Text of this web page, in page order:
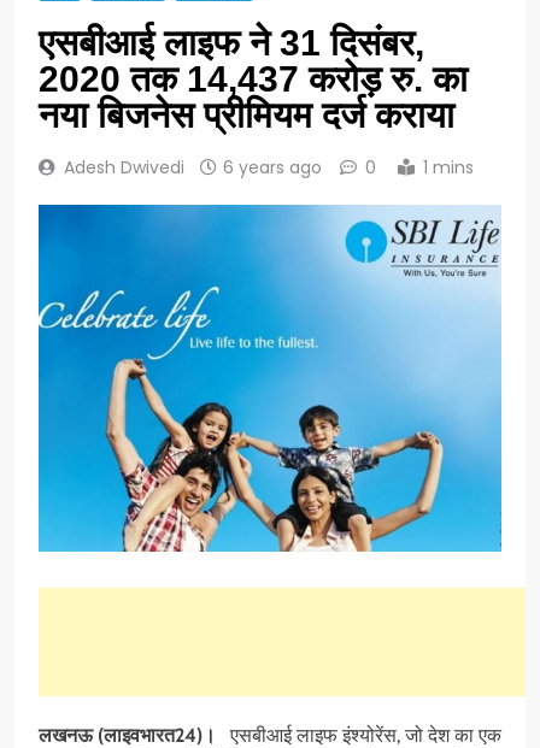
एसबीआई लाइफ ने 31 दिसंबर,
2020 तक 14,437 करोड़ रु. का
नया बिजनेस प्रीमियम दर्ज कराया
Adesh Dwivedi 6 years ago 0 1 mins
लखनऊ (लाइवभारत24)।
एसबीआई लाइफ इंश्‍योरेंस, जो देश का एक